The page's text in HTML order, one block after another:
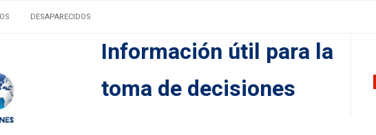
DESAPARECIDOS
Información útil para la
toma de decisiones